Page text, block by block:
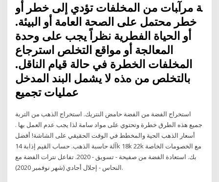
ﺔ ﻣﺮآﺒﺎت ﻣﻦ اﻟﻤﺨﻠﻔﺎت ﺗﺆدي إﻟﻰ ﺧﻄﺮ أو
ﺧﻄﺮ ﻣﺤﺘﻤﻞ ﻋﻠﻰ اﻟﺼﺤﺔ اﻟﻌﺎﻣﺔ أو اﻟﺒﻴﺌﺔ.
أو اﻟﺤﻴﺎة اﻟﻔﻄﺮﻳﺔ ﻧﻈﺮاً ﻳﺠﺐ ﻋﻠﻰ وﺣﺪة
اﻟﻤﻌﺎﻟﺠﺔ أو ﻣﻮاﻗﻊ اﻟﺘﺨﻠﺺ اﺳﺘﺮﺟﺎع
اﻟﻤﺨﻠﻔﺎت اﻟﺨﻄﺮة ﻓﻲ ﺣﺎﻟﺔ ﻗﻴﺎم اﻟﻨﺎﻗﻞ.
ﺑﺎﻟﺘﺨﻠﺺ ﻣﻦ هﺬﻩ ﻻ ﻳﺸﻤﻞ اﻟﺒﻨﺪ اﻟﻤﺪﺧﻞ
ﻋﻤﻠﻴﺎت ﺗﺠﻤﻴﻊ
استخراج الفضة من الفضة حامض النتريك. استخراج الذهب من التربة
جميع هذه الطرق خطرة وتحتوي على مواد سامة لذا يجب عدم العمل بها .
أسعار الذهب الحية والمخطط في الوقت الحقيقي على الشاشة! أفضل
آلة حاسبة الذهب. حساب القيم إذابة 14k 18k 22k مع الخصومات الخاصة
بك. استعادة الفضة من صفيحة - تسويق - 2020. تفاعل نترات الفضة مع
النحاس - إحلال أحادي (شهر نوفمبر 2020).